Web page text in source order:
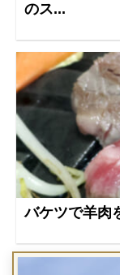
のス...
バケツで羊